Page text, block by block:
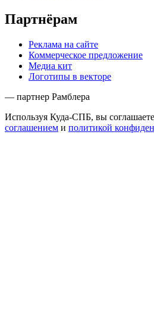
Партнёрам
Реклама на сайте
Коммерческое предложение
Медиа кит
Логотипы в векторе
— партнер Рамблера
Используя Куда-СПБ, вы
соглашением и политикой